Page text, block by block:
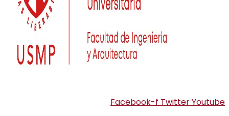
Facebook-f TwitterYoutube